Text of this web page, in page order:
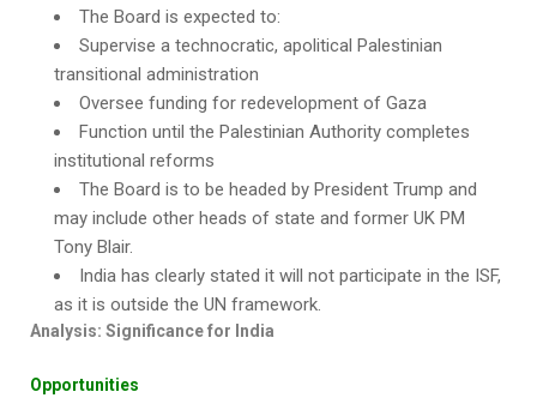
The Board is expected to:
Supervise a technocratic, apolitical Palestinian
transitional administration
Oversee funding for redevelopment of Gaza
Function until the Palestinian Authority completes
institutional reforms
The Board is to be headed by President Trump and
may include other heads of state and former UK PM
Tony Blair.
India has clearly stated it will not participate in the ISF,
as it is outside the UN framework.
Analysis: Significance for India
Opportunities